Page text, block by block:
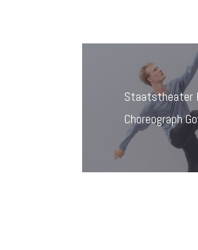
Staatstheater
Choreograph